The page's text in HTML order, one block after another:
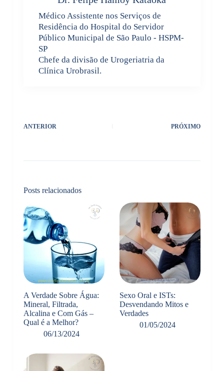
Médico Assistente nos Serviços de
Residência do Hospital do Servidor
Público Municipal de São Paulo - HSPM-
SP
Chefe da divisão de Urogeriatria da
Clínica Urobrasil.
ANTERIOR PRÓXIMO
Posts relacionados
A Verdade Sobre Água:
Mineral, Filtrada,
Alcalina e Com Gás –
Qual é a Melhor?
06/13/2024
Sexo Oral e ISTs:
Desvendando Mitos e
Verdades
01/05/2024